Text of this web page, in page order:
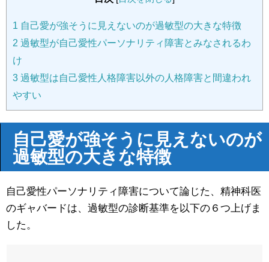
1 自己愛が強そうに見えないのが過敏型の大きな特徴
2 過敏型が自己愛性パーソナリティ障害とみなされるわ
け
3 過敏型は自己愛性人格障害以外の人格障害と間違われ
やすい
自己愛が強そうに見えないのが
過敏型の大きな特徴
自己愛性パーソナリティ障害について論じた、精神科医
のギャバードは、過敏型の診断基準を以下の６つ上げま
した。